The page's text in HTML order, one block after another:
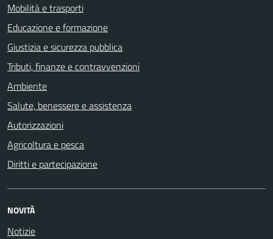
Mobilità e trasporti
Educazione e formazione
Giustizia e sicurezza pubblica
Tributi, finanze e contravvenzioni
Ambiente
Salute, benessere e assistenza
Autorizzazioni
Agricoltura e pesca
Diritti e partecipazione
NOVITÀ
Notizie